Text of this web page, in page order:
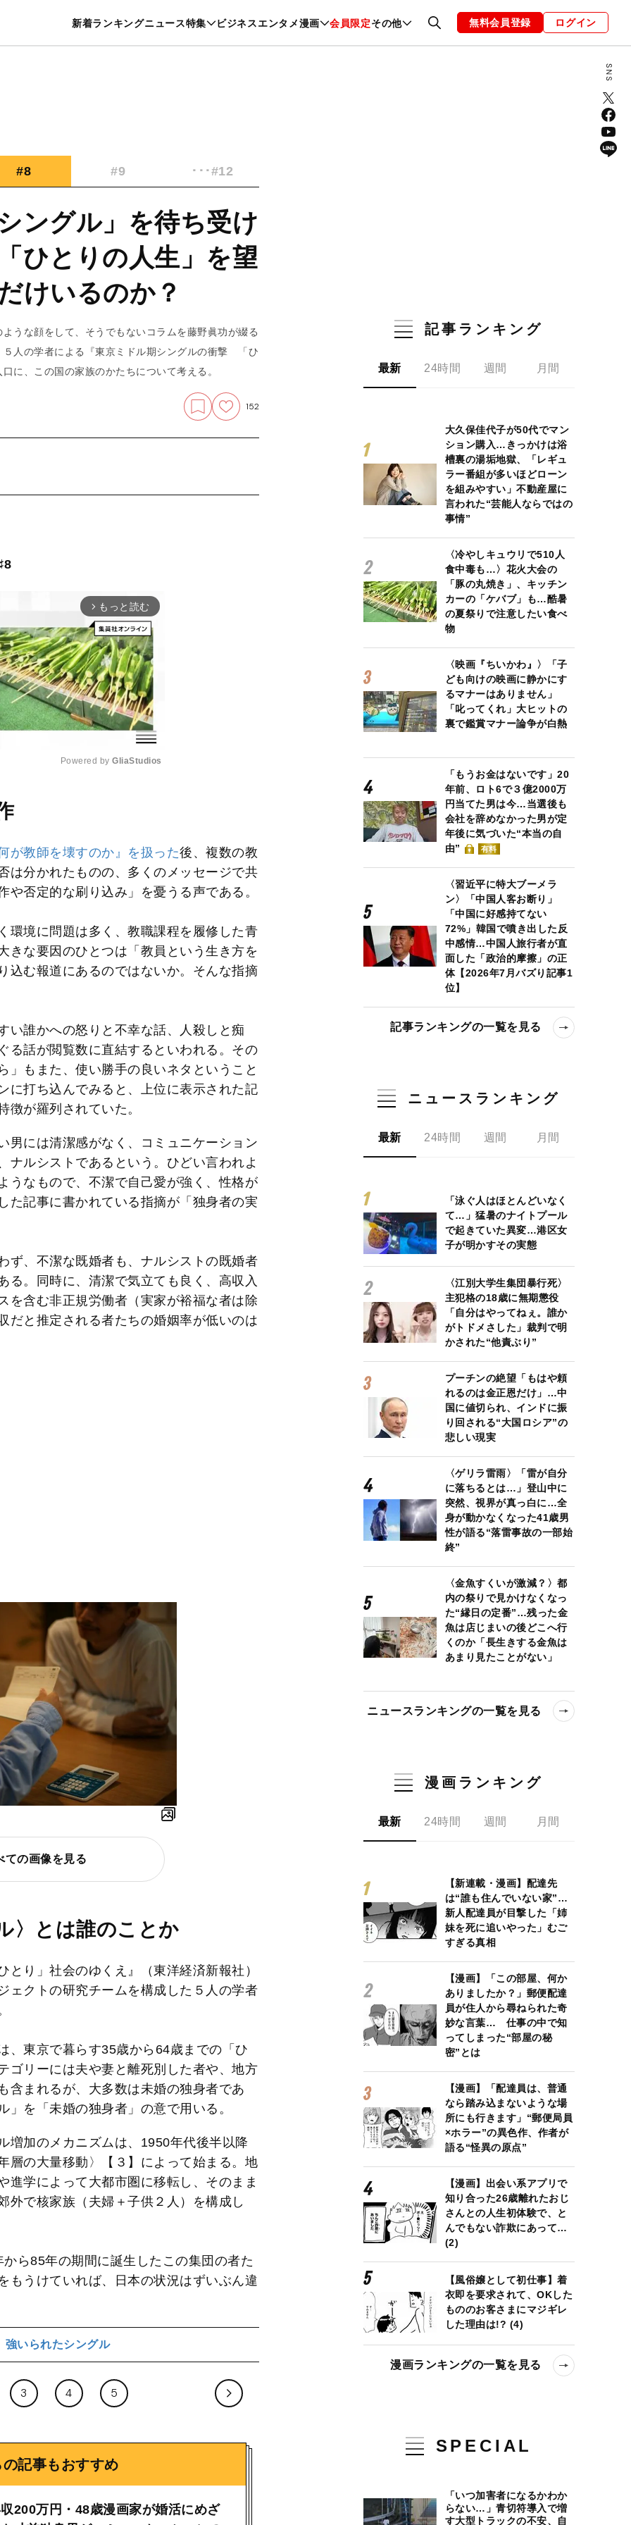
新着ランキングニュース特集 ビジネスエンタメ漫画 会員限定その他
暮らし スポーツ ヘルスケア 美容 グルメ ファッション 恋愛・結婚 編集部 お知らせ
無料会員登録 ログイン
#8 #9 ･･･#12
ングル」を待ち受け
ひとりの人生」を望
けいるのか？
うな顔をして、そうでもないコラムを藤野眞功が綴る
人の学者による『東京ミドル期シングルの衝撃 「ひ
に、この国の家族のかたちについて考える。
152
arrow_forward_ios もっと読む
e
Powered by GliaStudios
が教師を壊すのか』を扱った後、複数の教
は分かれたものの、多くのメッセージで共
否定的な刷り込み」を憂うる声である。
環境に問題は多く、教職課程を履修した青
きな要因のひとつは「教員という生き方を
込む報道にあるのではないか。そんな指摘
い誰かへの怒りと不幸な話、人殺しと痴
る話が閲覧数に直結するといわれる。その
」もまた、使い勝手の良いネタということ
に打ち込んでみると、上位に表示された記
徴が羅列されていた。
男には清潔感がなく、コミュニケーション
ナルシストであるという。ひどい言われよ
うなもので、不潔で自己愛が強く、性格が
記事に書かれている指摘が「独身者の実
ず、不潔な既婚者も、ナルシストの既婚者
る。同時に、清潔で気立ても良く、高収入
を含む非正規労働者（実家が裕福な者は除
だと推定される者たちの婚姻率が低いのは
ての画像を見る
〉とは誰のことか
り」社会のゆくえ』（東洋経済新報社）
ェクトの研究チームを構成した５人の学者
、東京で暮らす35歳から64歳までの「ひ
ゴリーには夫や妻と離死別した者や、地方
含まれるが、大多数は未婚の独身者であ
を「未婚の独身者」の意で用いる。
増加のメカニズムは、1950年代後半以降
層の大量移動〉【３】によって始まる。地
進学によって大都市圏に移転し、そのまま
外で核家族（夫婦＋子供２人）を構成し
ら85年の期間に誕生したこの集団の者た
もうけていれば、日本の状況はずいぶん違
強いられたシングル
3 4 5
記事もおすすめ
200万円・48歳漫画家が婚活にめざ
記事ランキング
最新 24時間 週間 月間
大久保佳代子が50代でマン
ション購入…きっかけは浴
槽裏の湯垢地獄、「レギュ
ラー番組が多いほどローン
を組みやすい」不動産屋に
言われた“芸能人ならではの
事情”
〈冷やしキュウリで510人
食中毒も…〉花火大会の
「豚の丸焼き」、キッチン
カーの「ケバブ」も…酷暑
の夏祭りで注意したい食べ
物
〈映画『ちいかわ』〉「子
ども向けの映画に静かにす
るマナーはありません」
「叱ってくれ」大ヒットの
裏で鑑賞マナー論争が白熱
「もうお金はないです」20
年前、ロト6で３億2000万
円当てた男は今…当選後も
会社を辞めなかった男が定
年後に気づいた“本当の自
由”
有料
〈習近平に特大ブーメラ
ン〉「中国人客お断り」
「中国に好感持てない
72%」韓国で噴き出した反
中感情…中国人旅行者が直
面した「政治的摩擦」の正
体【2026年7月バズり記事1
位】
記事ランキングの一覧を見る
ニュースランキング
最新 24時間 週間 月間
「泳ぐ人はほとんどいなく
て…」猛暑のナイトプール
で起きていた異変…港区女
子が明かすその実態
〈江別大学生集団暴行死〉
主犯格の18歳に無期懲役
「自分はやってねぇ。誰か
がトドメさした」裁判で明
かされた“他責ぶり”
プーチンの絶望「もはや頼
れるのは金正恩だけ」…中
国に値切られ、インドに振
り回される“大国ロシア”の
悲しい現実
〈ゲリラ雷雨〉「雷が自分
に落ちるとは…」登山中に
突然、視界が真っ白に…全
身が動かなくなった41歳男
性が語る“落雷事故の一部始
終”
〈金魚すくいが激減？〉都
内の祭りで見かけなくなっ
た“縁日の定番”…残った金
魚は店じまいの後どこへ行
くのか「長生きする金魚は
あまり見たことがない」
ニュースランキングの一覧を見る
漫画ランキング
最新 24時間 週間 月間
【新連載・漫画】配達先
は“誰も住んでいない家”…
新人配達員が目撃した「姉
妹を死に追いやった」むご
すぎる真相
【漫画】「この部屋、何か
ありましたか？」郵便配達
員が住人から尋ねられた奇
妙な言葉… 仕事の中で知
ってしまった“部屋の秘
密”とは
【漫画】「配達員は、普通
なら踏み込まないような場
所にも行きます」“郵便局員
×ホラー”の異色作、作者が
語る“怪異の原点”
【漫画】出会い系アプリで
知り合った26歳離れたおじ
さんとの人生初体験で、と
んでもない詐欺にあって…
(2)
【風俗嬢として初仕事】着
衣即を要求されて、OKした
もののお客さまにマジギレ
した理由は!? (4)
漫画ランキングの一覧を見る
SPECIAL
「いつ加害者になるかわか
らない…」青切符導入で増
す大型トラックの不安、自